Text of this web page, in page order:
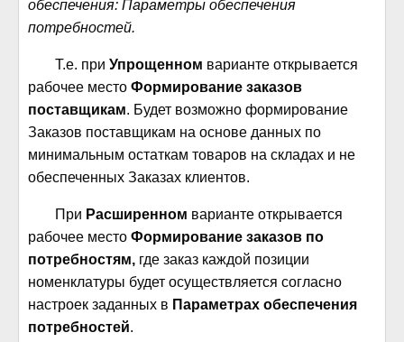
обеспечения: Параметры обеспечения
потребностей.
Т.е. при Упрощенном варианте открывается
рабочее место Формирование заказов
поставщикам. Будет возможно формирование
Заказов поставщикам на основе данных по
минимальным остаткам товаров на складах и не
обеспеченных Заказах клиентов.
При Расширенном варианте открывается
рабочее место Формирование заказов по
потребностям, где заказ каждой позиции
номенклатуры будет осуществляется согласно
настроек заданных в Параметрах обеспечения
потребностей.